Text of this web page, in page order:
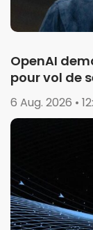
OpenAI
pour vol de
6 Aug. 2026 •